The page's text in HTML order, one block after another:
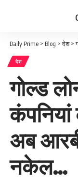
Daily Prime > Blog >देश>
देश
गोल्ड
अब
नकेल…